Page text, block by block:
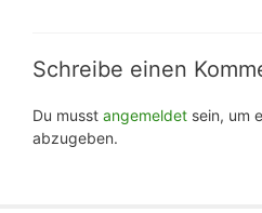
Schreibe einen
Du musst angemeldet sein, um
abzugeben.